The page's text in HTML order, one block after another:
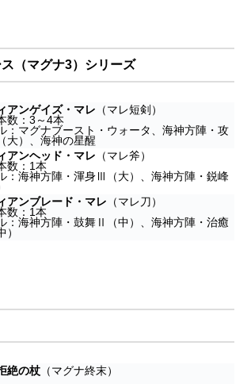
（マグナ3）シリーズ
アンゲイズ・マレ （マレ短剣）
数：3～4本
：マグナブースト・ウォータ、海神方陣・攻
大）、海神の星醒
アンヘッド・マレ （マレ斧）
数：1本
：海神方陣・渾身Ⅲ（大）、海神方陣・鋭峰
アンブレード・マレ （マレ刀）
数：1本
：海神方陣・鼓舞Ⅱ（中）、海神方陣・治癒
）
絶の杖 （マグナ終末）